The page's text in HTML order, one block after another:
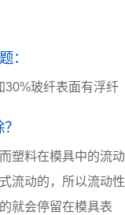
：
30%玻纤表面有浮纤
塑料在模具中的流动
流动的，所以流动性
就会停留在模具表